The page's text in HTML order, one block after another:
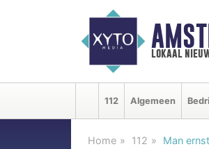
lokaal
112 Algemeen
Home 112 Man